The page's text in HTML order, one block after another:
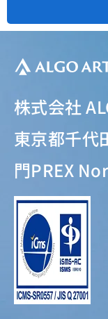
株式会社
東京都千代
門PREX